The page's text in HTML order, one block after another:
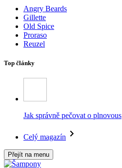
Angry Beards
Gillette
Old Spice
Proraso
Reuzel
Top články
Jak správně pečovat o plnovous
Celý magazín
Přejít na menu